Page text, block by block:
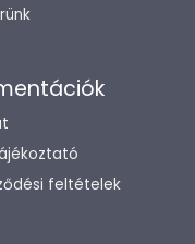
feltételek